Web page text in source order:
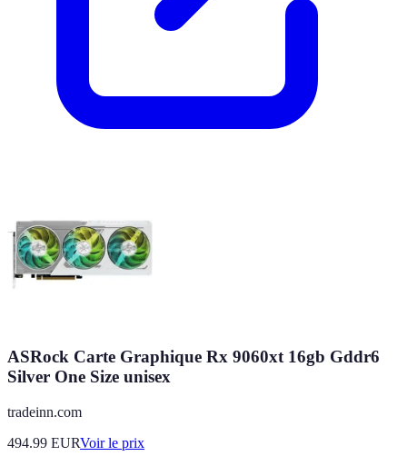
ASRock Carte Graphique Rx 9060xt 16gb Gddr6
Silver One Size unisex
tradeinn.com
494.99 EURVoir le prix